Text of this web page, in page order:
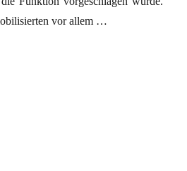
vor allem …
GEWERKSCHAFTEN“